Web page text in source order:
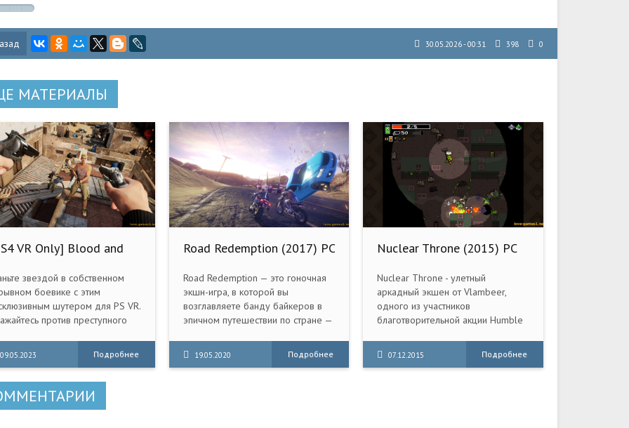
30.05.2026 - 00:31 398 0
МАТЕРИАЛЫ
VR Only] Blood and
(CUSA11098) [1.11]
звездой в собственном
боевике с этим
шутером для PS VR.
против преступного
спецподразделения и
семью от угрозы
Подробнее
Road Redemption (2017) PC
Road Redemption — это гоночная
экшн-игра, в которой вы
возглавляете банду байкеров в
эпичном путешествии по стране —
ожесточенными сражениями на
дорогах. Игра является духовным
19.05.2020 Подробнее
Nuclear Throne (2015) PC
Nuclear Throne - улетный
аркадный экшен от Vlambeer,
одного из участников
благотворительной акции Humble
оружие и прокачивайтесь.
Уничтожайте врагов на случайно
07.12.2015 Подробнее